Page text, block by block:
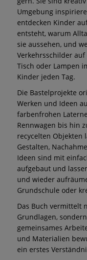
Umgebung
entdecken Kinder
entsteht, warum
sie aussehen, und
Verkehrsschilder
Tisch oder Lampen
Kinder jeden Tag.
Die Bastelprojekte
Werken und Ideen
farbenfrohen
Rennwagen bis hin
recycelten Objekten
Gestalten,
Ideen sind mit
aufgebaut und
und wieder
Grundschule oder
Das Buch vermittelt
Grundlagen,
gemeinsames
und Materialien
ein erstes